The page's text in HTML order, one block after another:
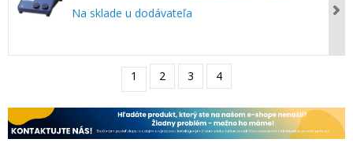
Na sklade u dodávateľa
1 2 3 4